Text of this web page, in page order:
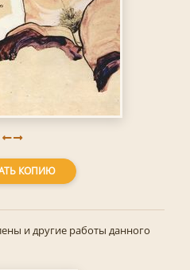
КОПИЮ
и другие работы данного